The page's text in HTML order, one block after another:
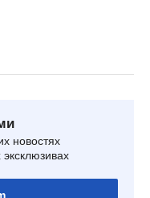
новостях